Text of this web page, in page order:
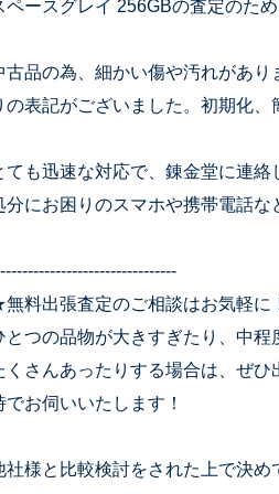
ペースグレイ 256GBの査定のた
古品の為、細かい傷や汚れがあ
の表記がございました。初期化、
ても迅速な対応で、錬金堂に連絡
分にお困りのスマホや携帯電話な
料出張査定のご相談はお気軽に
とつの品物が大きすぎたり、中
くさんあったりする場合は、ぜ
でお伺いいたします！
社様と比較検討をされた上で決め